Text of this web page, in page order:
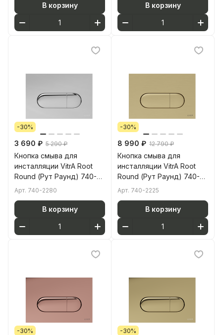
В корзину В корзину
-30%
3 690 ₽ 5 290 ₽
Кнопка смыва для
инсталляции VitrA Root
Round (Рут Раунд) 740-
2280 глянцевая хром
Арт. 740-2280
В корзину
-30%
8 990 ₽ 12 790 ₽
Кнопка смыва для
инсталляции VitrA Root
Round (Рут Раунд) 740-
2225 брашированное
Арт. 740-2225
В корзину
-30% -30%